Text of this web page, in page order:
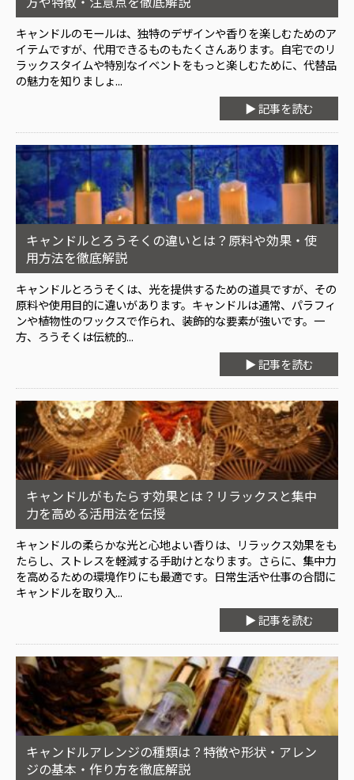
キャンドルのモールは、独特のデザインや香りを楽しむためのア
イテムですが、代用できるものもたくさんあります。自宅でのリ
ラックスタイムや特別なイベントをもっと楽しむために、代替品
の魅力を知りましょ...
▶ 記事を読む
キャンドルとろうそくの違いとは？原料や効果・使
用方法を徹底解説
キャンドルとろうそくは、光を提供するための道具ですが、その
原料や使用目的に違いがあります。キャンドルは通常、パラフィ
ンや植物性のワックスで作られ、装飾的な要素が強いです。一
方、ろうそくは伝統的...
▶ 記事を読む
キャンドルがもたらす効果とは？リラックスと集中
力を高める活用法を伝授
キャンドルの柔らかな光と心地よい香りは、リラックス効果をも
たらし、ストレスを軽減する手助けとなります。さらに、集中力
を高めるための環境作りにも最適です。日常生活や仕事の合間に
キャンドルを取り入...
▶ 記事を読む
キャンドルアレンジの種類は？特徴や形状・アレン
ジの基本・作り方を徹底解説